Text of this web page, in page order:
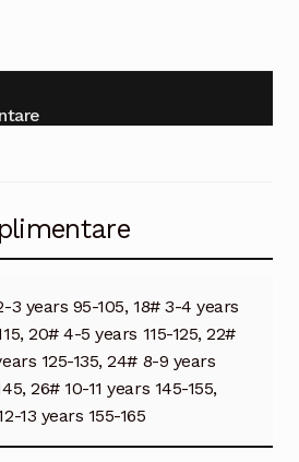
3 years 95-105, 18# 3-4 years
20# 4-5 years 115-125, 22#
125-135, 24# 8-9 years
26# 10-11 years 145-155,
13 years 155-165